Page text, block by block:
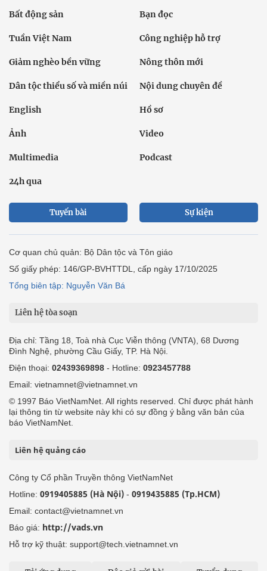
Bất động sản Bạn đọc
Tuần Việt Nam Công nghiệp hỗ trợ
Giảm nghèo bền vững Nông thôn mới
Dân tộc thiểu số và miền núi Nội dung chuyên đề
English Hồ sơ
Ảnh Video
Multimedia Podcast
24h qua
Tuyến bài Sự kiện
Cơ quan chủ quản: Bộ Dân tộc và Tôn giáo
Số giấy phép: 146/GP-BVHTTDL, cấp ngày 17/10/2025
Tổng biên tập: Nguyễn Văn Bá
Liên hệ tòa soạn
Địa chỉ: Tầng 18, Toà nhà Cục Viễn thông (VNTA), 68 Dương
Đình Nghệ, phường Cầu Giấy, TP. Hà Nội.
Điện thoại: 02439369898 - Hotline: 0923457788
Email: vietnamnet@vietnamnet.vn
© 1997 Báo VietNamNet. All rights reserved. Chỉ được phát hành
lại thông tin từ website này khi có sự đồng ý bằng văn bản của
báo VietNamNet.
Liên hệ quảng cáo
Công ty Cổ phần Truyền thông VietNamNet
Hotline: 0919405885 (Hà Nội) - 0919435885 (Tp.HCM)
Email: contact@vietnamnet.vn
Báo giá: http://vads.vn
Hỗ trợ kỹ thuật: support@tech.vietnamnet.vn